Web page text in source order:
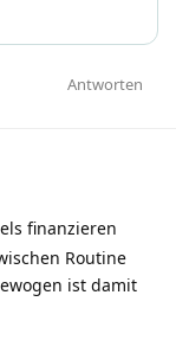
Antworten
finanzieren
Routine
ist damit